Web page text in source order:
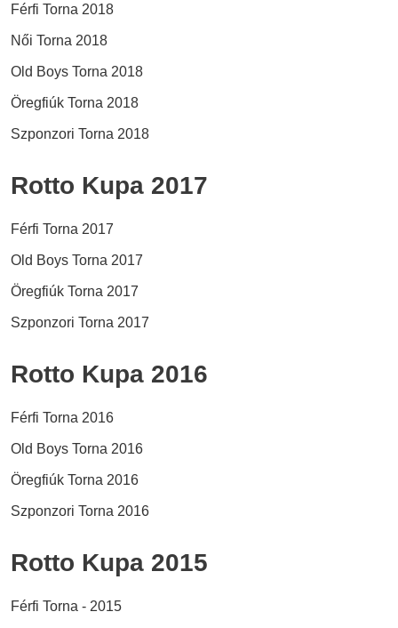
Férfi Torna 2018
Női Torna 2018
Old Boys Torna 2018
Öregfiúk Torna 2018
Szponzori Torna 2018
Rotto Kupa 2017
Férfi Torna 2017
Old Boys Torna 2017
Öregfiúk Torna 2017
Szponzori Torna 2017
Rotto Kupa 2016
Férfi Torna 2016
Old Boys Torna 2016
Öregfiúk Torna 2016
Szponzori Torna 2016
Rotto Kupa 2015
Férfi Torna - 2015